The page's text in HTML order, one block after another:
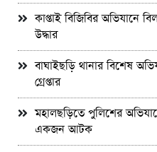
কাপ্তাই বিজিবির অভিযানে
উদ্ধার
বাঘাইছড়ি থানার বিশেষ
গ্রেপ্তার
মহালছড়িতে পুলিশের
একজন আটক